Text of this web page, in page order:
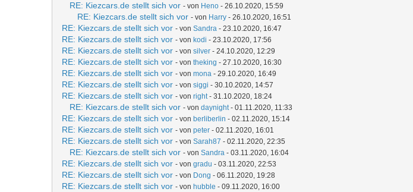
RE: Kiezcars.de stellt sich vor - von Heno - 26.10.2020, 15:59
RE: Kiezcars.de stellt sich vor - von Harry - 26.10.2020, 16:51
RE: Kiezcars.de stellt sich vor - von Sandra - 23.10.2020, 16:47
RE: Kiezcars.de stellt sich vor - von kodi - 23.10.2020, 17:56
RE: Kiezcars.de stellt sich vor - von silver - 24.10.2020, 12:29
RE: Kiezcars.de stellt sich vor - von theking - 27.10.2020, 16:30
RE: Kiezcars.de stellt sich vor - von mona - 29.10.2020, 16:49
RE: Kiezcars.de stellt sich vor - von siggi - 30.10.2020, 14:57
RE: Kiezcars.de stellt sich vor - von right- 31.10.2020, 18:24
RE: Kiezcars.de stellt sich vor - von daynight- 01.11.2020, 11:33
RE: Kiezcars.de stellt sich vor - von berliberlin - 02.11.2020, 15:14
RE: Kiezcars.de stellt sich vor - von peter - 02.11.2020, 16:01
RE: Kiezcars.de stellt sich vor - von Sarah87 - 02.11.2020, 22:35
RE: Kiezcars.de stellt sich vor - von Sandra - 03.11.2020, 16:04
RE: Kiezcars.de stellt sich vor - von gradu - 03.11.2020, 22:53
RE: Kiezcars.de stellt sich vor - von Dong - 06.11.2020, 19:28
RE: Kiezcars.de stellt sich vor - von hubble - 09.11.2020, 16:00